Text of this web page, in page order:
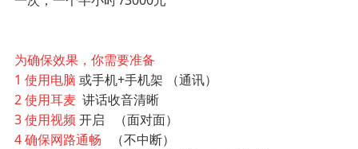
为确保效果，你需要准备
1 使用电脑 或手机+手机架 （通讯）
2 使用耳麦 讲话收音清晰
3 使用视频 开启 （面对面）
4 确保网路通畅 （不中断）